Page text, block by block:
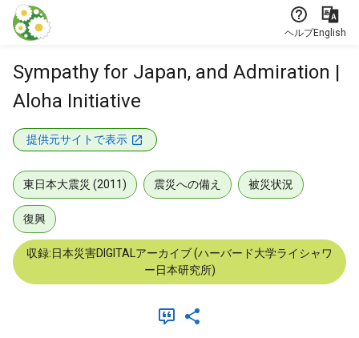
本文に飛ぶ
ヘルプEnglish
Sympathy for Japan, and Admiration |
Aloha Initiative
提供元サイトで表示
東日本大震災 (2011) 震災への備え 被災状況
復興
収録:日本災害DIGITALアーカイブ (ハーバード大学ライシャワ
ー日本研究所)